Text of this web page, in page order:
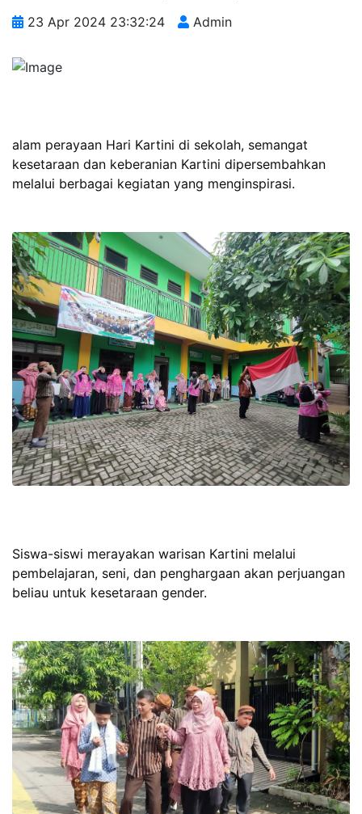
23 Apr 2024 23:32:24 Admin
alam perayaan Hari Kartini di sekolah, semangat
kesetaraan dan keberanian Kartini dipersembahkan
melalui berbagai kegiatan yang menginspirasi.
Siswa-siswi merayakan warisan Kartini melalui
pembelajaran, seni, dan penghargaan akan perjuangan
beliau untuk kesetaraan gender.